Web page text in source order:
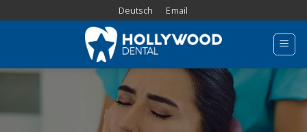
to
Deutsch Email